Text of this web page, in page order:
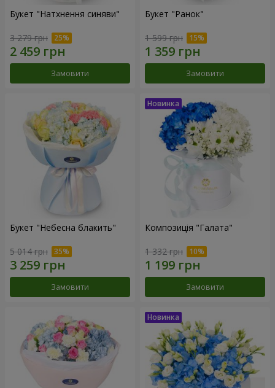
Букет "Натхнення синяви"
3 279 грн
Замовити
Букет "Ранок"
1 599 грн
Замовити
Букет "Небесна блакить"
5 014 грн
Замовити
Композиція "Галата"
1 332 грн
Замовити